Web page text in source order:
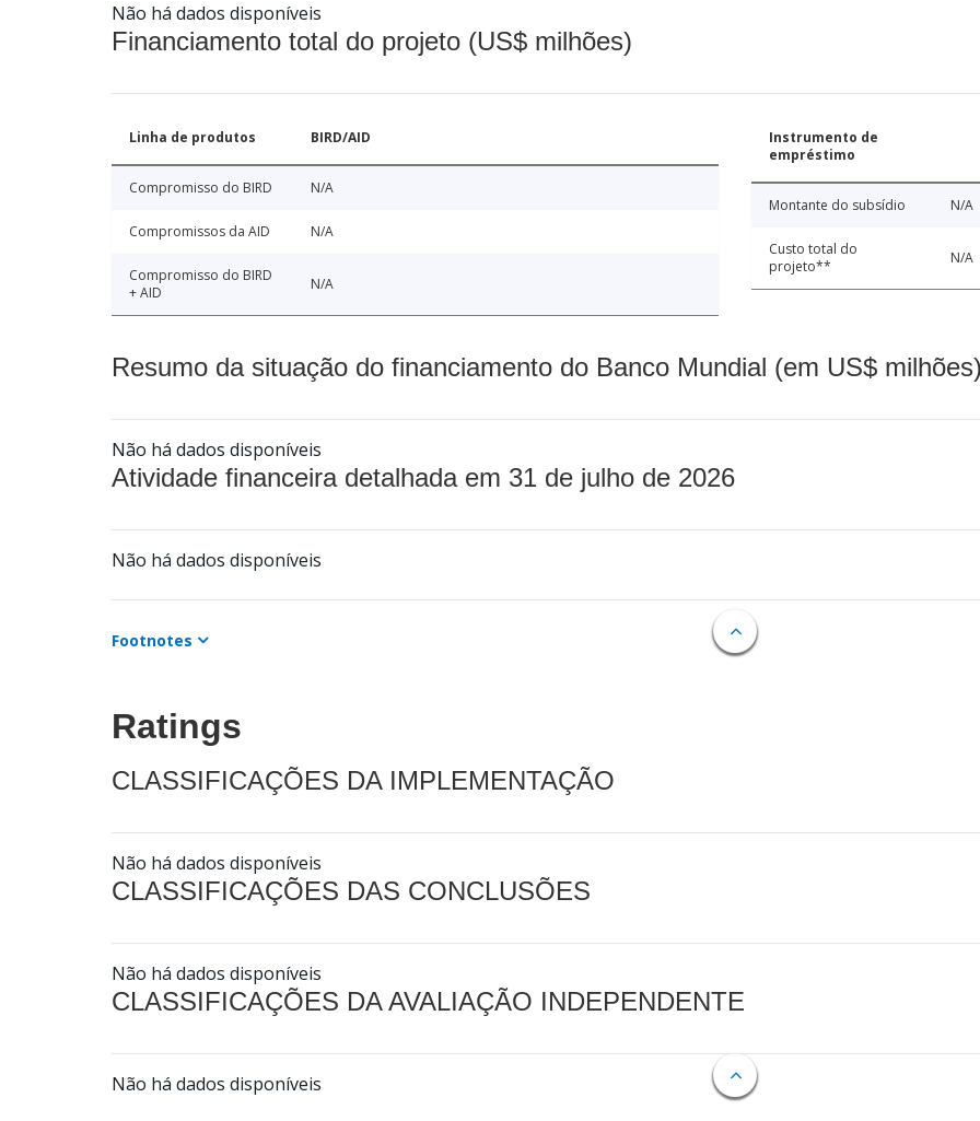
Não há dados disponíveis
Financiamento total do projeto (US$ milhões)
Linha de produtos BIRD/AID
Compromisso do BIRD N/A
Compromissos da AID N/A
Compromisso do BIRD
+ AID
N/A
Instrumento de
empréstimo
Montante do subsídio N/A
Custo total do
projeto**
N/A
Resumo da situação do financiamento do Banco Mundial (em US$
Não há dados disponíveis
Atividade financeira detalhada em 31 de julho de 2026
Não há dados disponíveis
Footnotes
Ratings
CLASSIFICAÇÕES DA IMPLEMENTAÇÃO
Não há dados disponíveis
CLASSIFICAÇÕES DAS CONCLUSÕES
Não há dados disponíveis
CLASSIFICAÇÕES DA AVALIAÇÃO INDEPENDENTE
Não há dados disponíveis